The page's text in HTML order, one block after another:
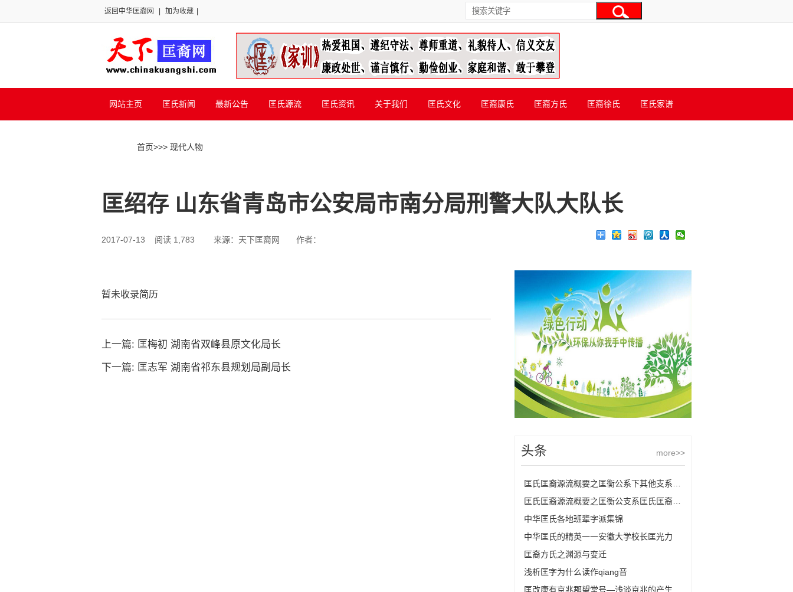
返回中华匡裔网 加为收藏
网站主页 匡氏新闻 最新公告 匡氏源流 匡氏资讯 关于我们 匡氏文化 匡裔康氏 匡裔方氏 匡裔徐氏 匡氏家谱
首页>>> 现代人物
匡绍存 山东省青岛市公安局市南分局刑警大队大队长
2017-07-13 阅读 1,783 来源：天下匡裔网 作者：
暂未收录简历
上一篇: 匡梅初 湖南省双峰县原文化局长
下一篇: 匡志军 湖南省祁东县规划局副局长
more>>
头条
中华匡氏各地班辈字派集锦
中华匡氏的精英一一安徽大学校长匡光力
匡裔方氏之渊源与变迁
浅析匡字为什么读作qiang音